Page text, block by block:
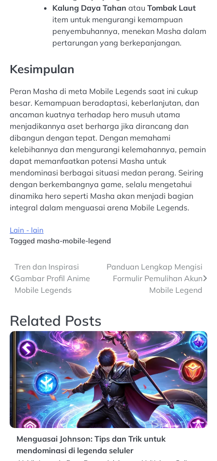
Kalung Daya Tahan atau Tombak Laut
item untuk mengurangi kemampuan
penyembuhannya, menekan Masha dalam
pertarungan yang berkepanjangan.
Kesimpulan
Peran Masha di meta Mobile Legends saat ini cukup
besar. Kemampuan beradaptasi, keberlanjutan, dan
ancaman kuatnya terhadap hero musuh utama
menjadikannya aset berharga jika dirancang dan
dibangun dengan tepat. Dengan memahami
kelebihannya dan mengurangi kelemahannya, pemain
dapat memanfaatkan potensi Masha untuk
mendominasi berbagai situasi medan perang. Seiring
dengan berkembangnya game, selalu mengetahui
dinamika hero seperti Masha akan menjadi bagian
integral dalam menguasai arena Mobile Legends.
Lain - lain
Tagged masha-mobile-legend
Post
navigation
Tren dan Inspirasi
Gambar Profil Anime
Mobile Legends
Panduan Lengkap Mengisi
Formulir Pemulihan Akun
Mobile Legend
Related Posts
Menguasai Johnson: Tips dan Trik untuk
mendominasi di legenda seluler